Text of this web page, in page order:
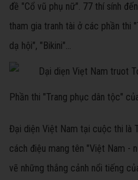
đề "Cổ vũ phụ nữ". 77 thí sính
tham gia tranh tài ở các phần thi
dạ hội", "Bikini"...
Phần thi "Trang phục dân tộc"
Đại diện Việt Nam tại cuộc thi là
cách điệu mang tên "Việt Nam -
vẽ những thắng cảnh nổi tiếng